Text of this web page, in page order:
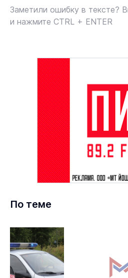
Заметили ошибку в тексте?
и нажмите CTRL + ENTER
По теме